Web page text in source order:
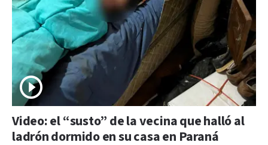
Video: el “susto” de la vecina que halló al
ladrón dormido en su casa en Paraná